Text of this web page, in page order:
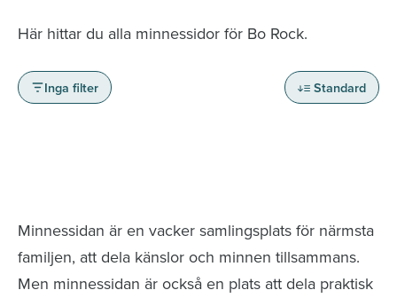
Här hittar du alla minnessidor för Bo Rock.
Inga filter Standard
Minnessidan är en vacker samlingsplats för närmsta
familjen, att dela känslor och minnen tillsammans.
Men minnessidan är också en plats att dela praktisk